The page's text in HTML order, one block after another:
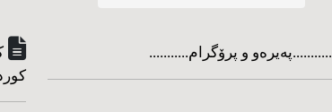
...........په‌یره‌و و پرۆگرام...........